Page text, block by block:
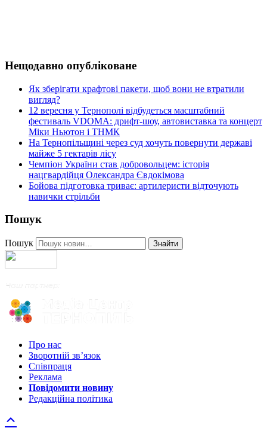
Нещодавно опубліковане
Як зберігати крафтові пакети, щоб вони не втратили
вигляд?
12 вересня у Тернополі відбудеться масштабний
фестиваль VDOMA: дрифт-шоу, автовиставка та концерт
Міки Ньютон і ТНМК
На Тернопільщині через суд хочуть повернути державі
майже 5 гектарів лісу
Чемпіон України став добровольцем: історія
нацгвардійця Олександра Євдокімова
Бойова підготовка триває: артилеристи відточують
навички стрільби
Пошук
Пошук Знайти
Про нас
Зворотній зв’язок
Співпраця
Реклама
Повідомити новину
Редакційна політика